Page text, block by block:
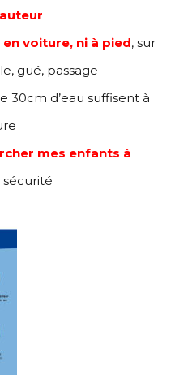
en voiture, ni à pied, sur
gué, passage
30cm d’eau suffisent à
mes enfants à
sécurité